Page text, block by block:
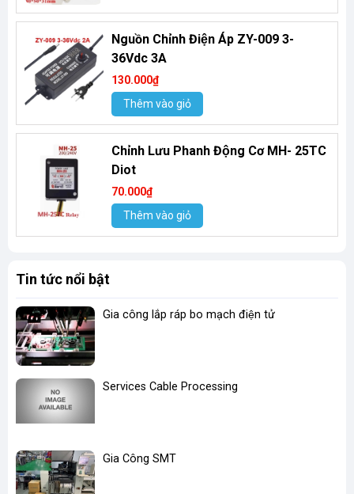
Nguồn Chỉnh Điện Áp ZY-009 3-
36Vdc 3A
130.000₫
Thêm vào giỏ
Chỉnh Lưu Phanh Động Cơ MH- 25TC
Diot
70.000₫
Thêm vào giỏ
Tin tức nổi bật
Gia công lắp ráp bo mạch điện tử
Services Cable Processing
Gia Công SMT